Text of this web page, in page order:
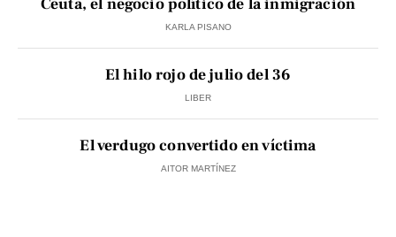
KARLA PISANO
El hilo rojo de julio del 36
LIBER
El verdugo convertido en víctima
AITOR MARTÍNEZ